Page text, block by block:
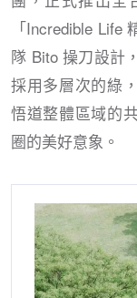
「Incredible
隊 Bito 操刀設計
採用多層次的綠
悟道整體區域的
圈的美好意象。